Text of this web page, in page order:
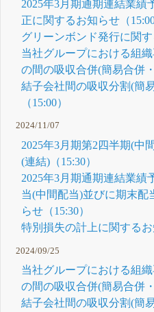
2025年3月期通期連結業績
正に関するお知らせ（15:00
グリーンボンド発行に関す
当社グループにおける組
の間の吸収合併(簡易合併
結子会社間の吸収分割(簡
（15:00）
2024/11/07
2025年3月期第2四半期(中
(連結)（15:30）
2025年3月期通期連結業績
当(中間配当)並びに期末配
らせ（15:30）
特別損失の計上に関するお
2024/09/25
当社グループにおける組
の間の吸収合併(簡易合併
結子会社間の吸収分割(簡